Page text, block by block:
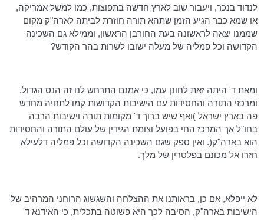
לנדוד בנכר, ויעבור שוב לארץ חדשה בתפוצות, כמו למשל אמריקה,
או שמא כבר הגיע הזמן שתהא תורה חוזרת לביתה לארה"ק מקום
שממנו יצאה לראשונה בעת החורבן הראשון, וממילא גם השכינה
הקדושה וכל פמליה של מעלה ישובו לשרות בהר הקודש?
ומאת ד' היתה זאת לחונן עמו, כי אמנם התרחש לנו זה הנס הגדול,
ומרכזי התורה והחסידות עם הישיבות הקדושות קמו לתחיה מחדש
פה בארץ ישראל )ואף שיש ברוך ד' מקומות תורה וישיבות הרבה
בחו"ל אך המרכז החי בפועל וצומת הגידין של עולם התורה והחסידות
הוא בארה"ק(. ואין ספק שגם השכינה הקדושה וכל פמליהדלעילא
חזרו אל מכונם בפלטרין של מלך.
לא ייפלא, אם כן, בראותנו את ההצלחה והשגשוג הרוחני המרהיב של
הישיבות בארה"ק, הסיבה לכך היא פשוטה בתכלית, כי האידנא ד'